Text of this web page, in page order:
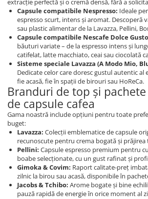
extracție perfectă și o cremă densă, fără a
Capsule compatibile Nespresso: Ideale
espresso scurt, intens și aromat. Descoperă
sau plastic alimentar de la Lavazza, Pellini,
Capsule compatibile Nescafe Dolce
băuturi variate – de la espresso intens și
catifelat, latte macchiato, ceai sau ciocolată
Sisteme speciale Lavazza (A Modo Mio,
Dedicate celor care doresc gustul autentic al
fie acasă, fie în spații de birouri sau HoReCa.
Branduri de top și
de capsule cafea
Gama noastră include opțiuni pentru toate
buget:
Lavazza: Colecții emblematice de capsule
recunoscute pentru crema bogată și
Pellini: Capsule espresso premium pentru
boabe selecționate, cu un gust rafinat și
Gimoka & Covim: Raport calitate-preț
zilnic la birou sau acasă, disponibile în
Jacobs & Tchibo: Arome bogate și bine
pauză rapidă de energie în orice moment al